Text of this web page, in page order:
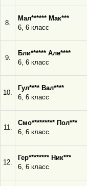
8.
Мал****** Мак***
6, 6 класс
9.
Бли****** Але****
6, 6 класс
10.
Гул**** Вал****
6, 6 класс
11.
Смо********* Пол***
6, 6 класс
12.
Гер******** Ник***
6, 6 класс